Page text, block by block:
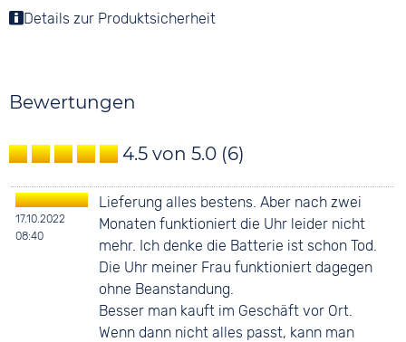
Details zur Produktsicherheit
Bewertungen
4.5 von 5.0 (6)
17.10.2022
08:40
Lieferung alles bestens. Aber nach zwei
Monaten funktioniert die Uhr leider nicht
mehr. Ich denke die Batterie ist schon Tod.
Die Uhr meiner Frau funktioniert dagegen
ohne Beanstandung.
Besser man kauft im Geschäft vor Ort.
Wenn dann nicht alles passt, kann man